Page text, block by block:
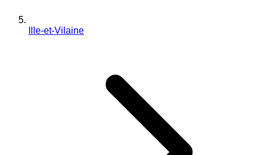
Ille-et-Vilaine